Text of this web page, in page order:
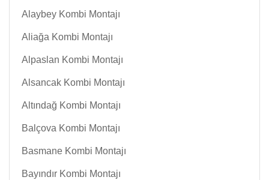
Alaybey Kombi Montajı
Aliağa Kombi Montajı
Alpaslan Kombi Montajı
Alsancak Kombi Montajı
Altındağ Kombi Montajı
Balçova Kombi Montajı
Basmane Kombi Montajı
Bayındır Kombi Montajı